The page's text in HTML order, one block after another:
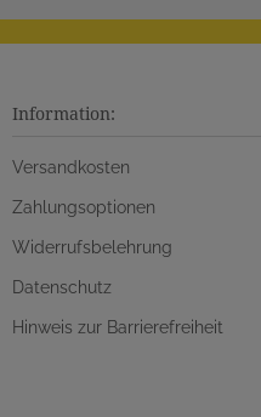
Information:
Versandkosten
Zahlungsoptionen
Widerrufsbelehrung
Datenschutz
Hinweis zur Barrierefreiheit